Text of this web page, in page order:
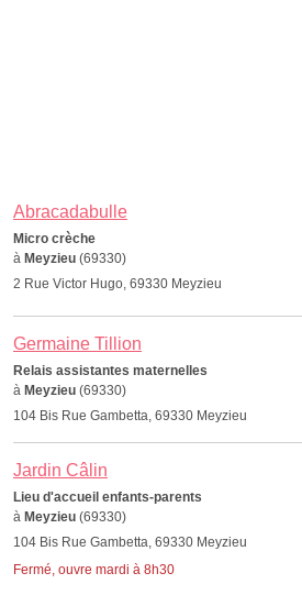
Abracadabulle
Micro crèche
à Meyzieu (69330)
2 Rue Victor Hugo, 69330 Meyzieu
Germaine Tillion
Relais assistantes maternelles
à Meyzieu (69330)
104 Bis Rue Gambetta, 69330 Meyzieu
Jardin Câlin
Lieu d'accueil enfants-parents
à Meyzieu (69330)
104 Bis Rue Gambetta, 69330 Meyzieu
Fermé, ouvre mardi à 8h30